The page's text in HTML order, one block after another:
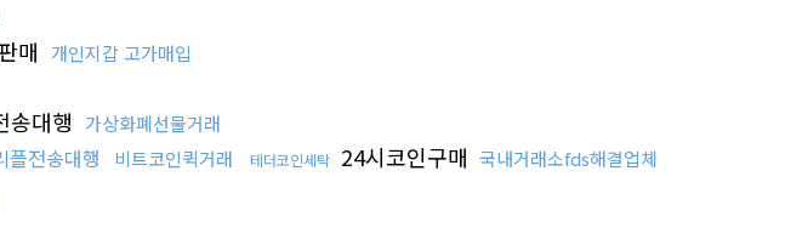
매 개인지갑 고가매입
송대행 가상화폐선물거래
플전송대행 비트코인퀵거래 테더코인세탁 24시코인구매 국내거래소fds해결업체